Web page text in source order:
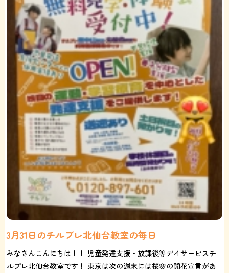
3月31日のチルプレ北仙台教室の毎日
みなさんこんにちは！！ 児童発達支援・放課後等デイサービスチ
ルプレ北仙台教室です！ 東京は次の週末には桜🌸の開花宣言があ